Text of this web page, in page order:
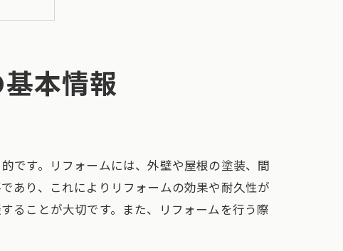
本情報
です。リフォームには、外壁や屋根の塗装、間
あり、これによりリフォームの効果や耐久性が
ることが大切です。また、リフォームを行う際